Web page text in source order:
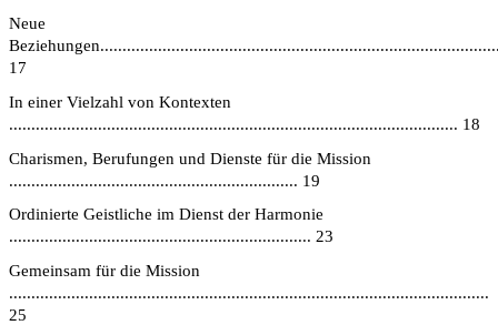
Neue
17
In einer Vielzahl von Kontexten
..................................................................................................... 18
Charismen, Berufungen und Dienste für die Mission
................................................................. 19
Ordinierte Geistliche im Dienst der Harmonie
.................................................................... 23
Gemeinsam für die Mission
............................................................................................................
25